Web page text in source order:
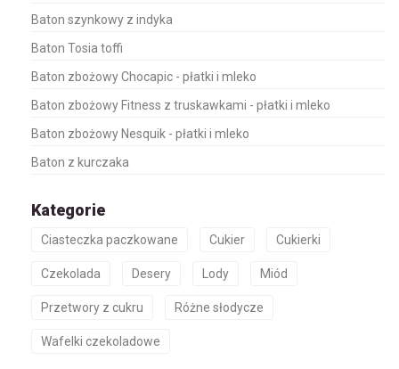
Baton szynkowy z indyka
Baton Tosia toffi
Baton zbożowy Chocapic - płatki i mleko
Baton zbożowy Fitness z truskawkami - płatki i mleko
Baton zbożowy Nesquik - płatki i mleko
Baton z kurczaka
Kategorie
Ciasteczka paczkowane Cukier Cukierki
Czekolada Desery Lody Miód
Przetwory z cukru Różne słodycze
Wafelki czekoladowe